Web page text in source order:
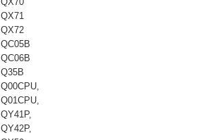
QX71
QX72
QC05B
QC06B
Q35B
Q00CPU,
Q01CPU,
QY41P,
QY42P,